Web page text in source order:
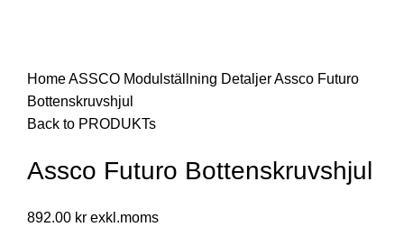
HomeASSCO Modulställning DetaljerAssco Futuro
Bottenskruvshjul
Back to PRODUKTs
Assco Futuro Bottenskruvshjul
892.00 kr